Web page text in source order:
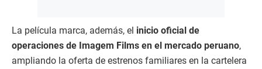
La película marca, además, el inicio oficial de
operaciones de Imagem Films en el mercado peruano,
ampliando la oferta de estrenos familiares en la cartelera